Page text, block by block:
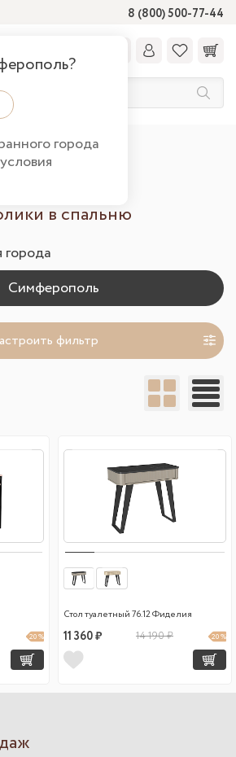
8 (800) 500-77-44
города
Спальня
в спальню
фильтр
20 %
Стол туалетный 76.12 Фиделия
11 360 ₽ 14 190 ₽ 20 %